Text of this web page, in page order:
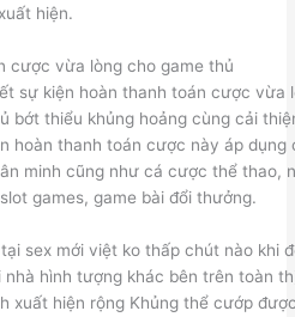
hiện.
cược vừa lòng cho game thủ
sự kiện hoàn thanh toán cược vừa
bớt thiểu khủng hoảng cùng cải
hoàn thanh toán cược này áp dụng
minh cũng như cá cược thể thao,
games, game bài đổi thưởng.
sex mới việt ko thấp chút nào khi
hình tượng khác bên trên toàn
xuất hiện rộng Khủng thể cướp